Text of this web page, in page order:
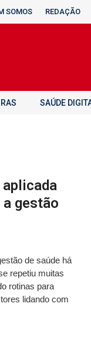
SOMOS REDAÇÃO
SAÚDE
gestão
de saúde há
repetiu muitas
rotinas para
lidando com